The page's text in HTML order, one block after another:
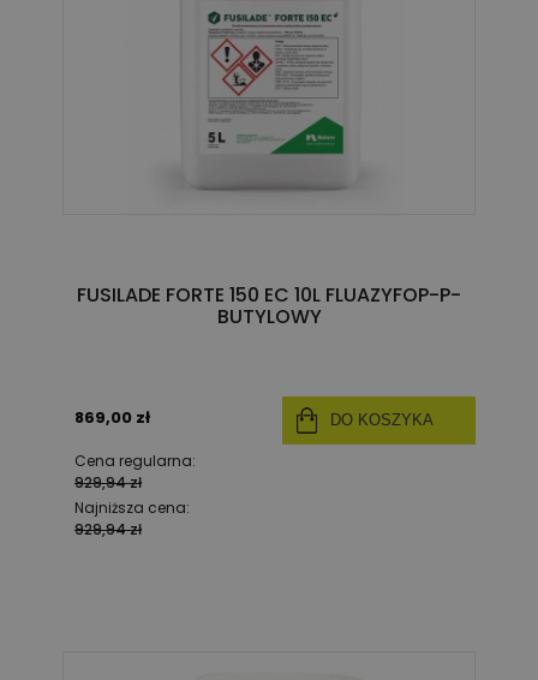
FUSILADE FORTE 150 EC 10L FLUAZYFOP-P-
BUTYLOWY
869,00 zł
Cena regularna:
929,94 zł
Najniższa cena:
929,94 zł
DO KOSZYKA